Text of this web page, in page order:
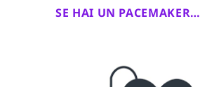
SE HAI UN PACEMAKER…